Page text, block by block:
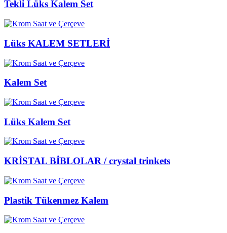
Tekli Lüks Kalem Set
Lüks KALEM SETLERİ
Kalem Set
Lüks Kalem Set
KRİSTAL BİBLOLAR / crystal trinkets
Plastik Tükenmez Kalem